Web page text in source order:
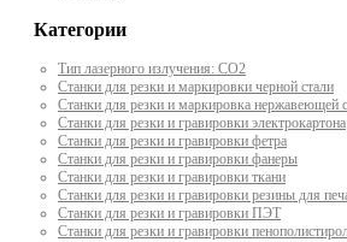
Категории
Тип лазерного излучения: СО2
Станки для резки и маркировки черной стали
Станки для резки и маркировка нержавеющей
Станки для резки и гравировки электрокартона
Станки для резки и гравировки фетра
Станки для резки и гравировки фанеры
Станки для резки и гравировки ткани
Станки для резки и гравировки резины для
Станки для резки и гравировки ПЭТ
Станки для резки и гравировки